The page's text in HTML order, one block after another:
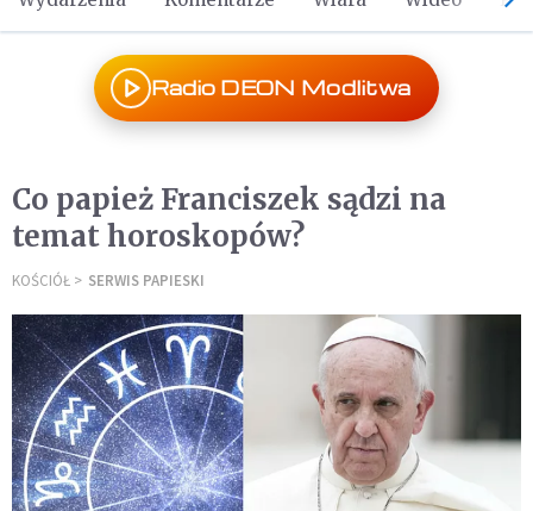
Radio DEON Modlitwa
Co papież Franciszek sądzi na
temat horoskopów?
KOŚCIÓŁ SERWIS PAPIESKI